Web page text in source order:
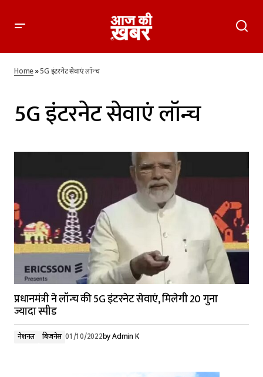
Home»5G इंटरनेट सेवाएं लॉन्च
5G इंटरनेट सेवाएं लॉन्च
प्रधानमंत्री ने लॉन्च की 5G इंटरनेट सेवाएं, मिलेगी 20 गुना
ज्यादा स्पीड
नेशनल बिजनेस 01/10/2022byAdmin K